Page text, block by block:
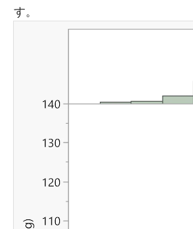
す。